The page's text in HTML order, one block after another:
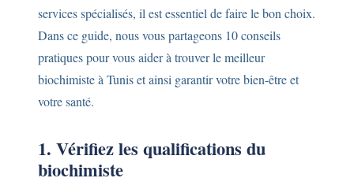
services spécialisés, il est essentiel de faire le bon choix.
Dans ce guide, nous vous partageons 10 conseils
pratiques pour vous aider à trouver le meilleur
biochimiste à Tunis et ainsi garantir votre bien-être et
votre santé.
1. Vérifiez les qualifications du
biochimiste